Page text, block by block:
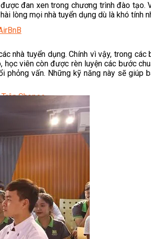
Shopee
đan xen trong chương trình đào
lòng mọi nhà tuyển dụng dù là khó tính
nhà tuyển dụng. Chính vì vậy, trong
viên còn được rèn luyện các bước
vấn. Những kỹ năng này sẽ giúp